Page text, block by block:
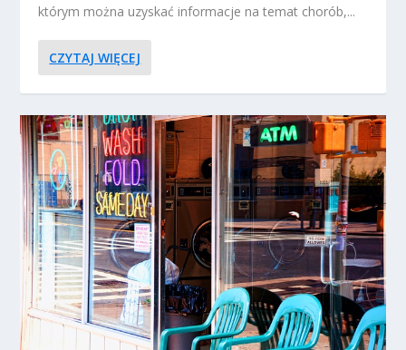
którym można uzyskać informacje na temat chorób,...
CZYTAJ WIĘCEJ